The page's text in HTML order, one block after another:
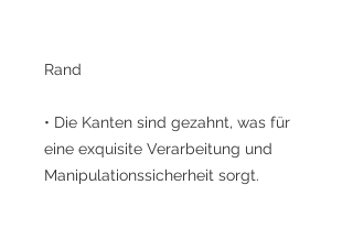
Rand
• Die Kanten sind gezahnt, was für
eine exquisite Verarbeitung und
Manipulationssicherheit sorgt.